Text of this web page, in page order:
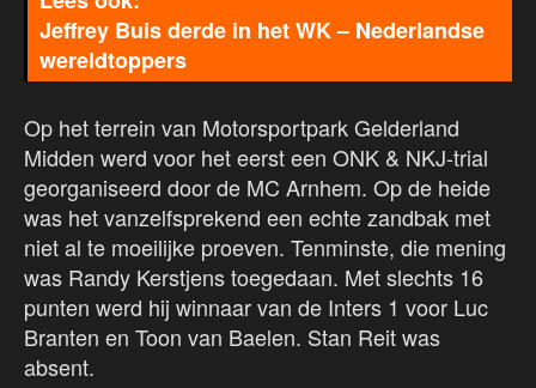
Jeffrey Buis derde in het WK – Nederlandse
wereldtoppers
Op het terrein van Motorsportpark Gelderland
Midden werd voor het eerst een ONK & NKJ-trial
georganiseerd door de MC Arnhem. Op de heide
was het vanzelfsprekend een echte zandbak met
niet al te moeilijke proeven. Tenminste, die mening
was Randy Kerstjens toegedaan. Met slechts 16
punten werd hij winnaar van de Inters 1 voor Luc
Branten en Toon van Baelen. Stan Reit was
absent.